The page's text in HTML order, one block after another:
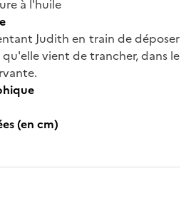
à l'huile
Judith en train de déposer
vient de trancher, dans le
(en cm)